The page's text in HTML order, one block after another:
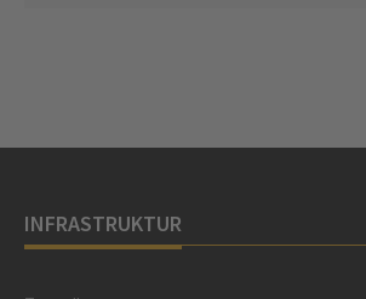
INFRASTRUKTUR